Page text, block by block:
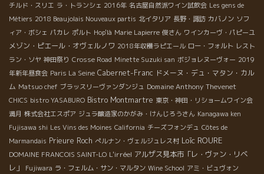
チルド・スリエ ラ・トランシェ 2016年 名古屋自然派ワイン試飲会 Les gens de
Métiers 2018 Beaujolais Nouveaux partis 北イタリア 長野・諏訪 カバノン ソフ
ィア・ボシェ パカレ ポルト Hop'là Marie Lapierre 俊さん ワインカーヴ・パピーユ
メゾン・ピエール・オヴェルノワ 2018年収穫ラピエール ロー・フォルト レスト
ラン・ソヤ 神田祭り Crosse Road Minette Suzuki san ボジョレヌーヴォー 2019
年新年昼食会 Paris La Seine Cabernet-Franc ドメーヌ・デュ・マタン・カル
ム Matsuo chef ブラッスリーヴァンダンジュ Domaine Anthony Thevenet
CHICS bistro YASABURO Bistro Montmartre 東京・神田・リショームワイン会
満月 株式会社エスポア ジュラ醸造家のかがみ・けんじろうさん Kanagawa ken
Fujisawa shi Les Vins des Moines California チーズフォンデュ Côtes de
Marmandais Prieure Roch ぺルナン・ヴェルジュレス村 Loïc ROURE
DOMAINE FRANCOIS SAINT-LO L'irréel アルザス見本市「レ・ヴァン・リベ
レ」
Fujiwara ラ・フェルム・サン・マルタン Wine School アミ・ビュヴォン